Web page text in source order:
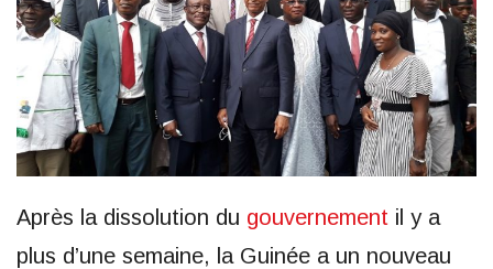
Après la dissolution du gouvernement il y a
plus d’une semaine, la Guinée a un nouveau